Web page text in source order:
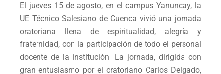
El jueves 15 de agosto, en el campus Yanuncay, la
UE Técnico Salesiano de Cuenca vivió una jornada
oratoriana llena de espiritualidad, alegría y
fraternidad, con la participación de todo el personal
docente de la institución. La jornada, dirigida con
gran entusiasmo por el oratoriano Carlos Delgado,